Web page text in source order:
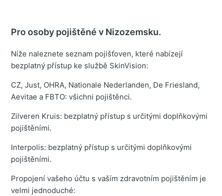
Pro osoby pojištěné v Nizozemsku.
Níže naleznete seznam pojišťoven, které nabízejí
bezplatný přístup ke službě SkinVision:
CZ, Just, OHRA, Nationale Nederlanden, De Friesland,
Aevitae a FBTO: všichni pojištěnci.
Zilveren Kruis: bezplatný přístup s určitými doplňkovými
pojištěními.
Interpolis: bezplatný přístup s určitými doplňkovými
pojištěními.
Propojení vašeho účtu s vaším zdravotním pojištěním je
velmi jednoduché: